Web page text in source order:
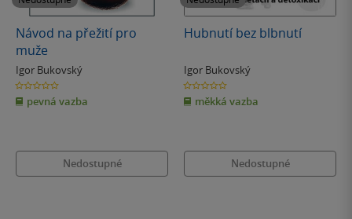
Návod na přežití pro
muže
Igor Bukovský
0.0
z
5
hvězdiček
pevná vazba
Nedostupné
Hubnutí bez blbnutí
Igor Bukovský
0.0
z
5
hvězdiček
měkká vazba
Nedostupné